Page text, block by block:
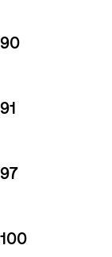
90
91
97
100